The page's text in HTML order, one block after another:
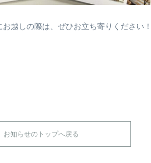
越しの際は、ぜひお立ち寄りください
お知らせのトップへ戻る